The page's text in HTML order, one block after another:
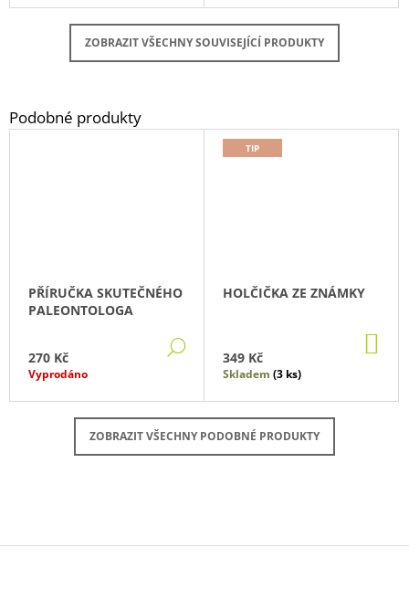
ZOBRAZIT VŠECHNY SOUVISEJÍCÍ PRODUKTY
PŘÍRUČKA SKUTEČNÉHO
PALEONTOLOGA
270 Kč
DETAIL
Vyprodáno
TIP
HOLČIČKA ZE ZNÁMKY
349 Kč
Skladem (3 ks)
ZOBRAZIT VŠECHNY PODOBNÉ PRODUKTY